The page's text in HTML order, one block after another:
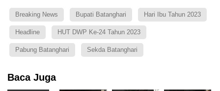
Breaking News Bupati Batanghari Hari Ibu Tahun 2023
Headline HUT DWP Ke-24 Tahun 2023
Pabung Batanghari Sekda Batanghari
Baca Juga